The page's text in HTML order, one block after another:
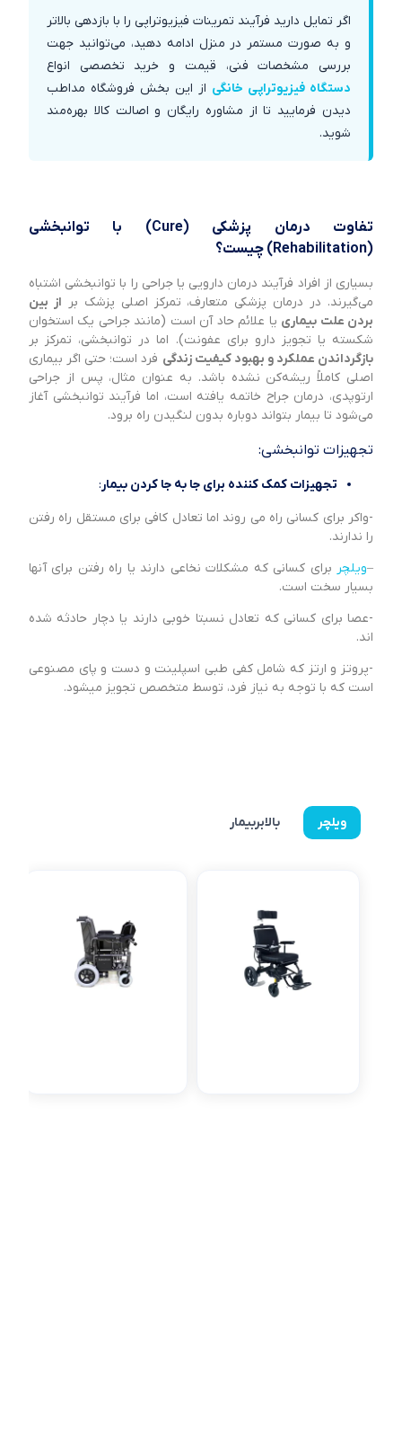
اگر تمایل دارید فرآیند تمرینات فیزیوتراپی را با بازدهی بالاتر
و به صورت مستمر در منزل ادامه دهید، می‌توانید جهت
بررسی مشخصات فنی، قیمت و خرید تخصصی انواع
دستگاه فیزیوتراپی خانگی از این بخش فروشگاه مداطب
دیدن فرمایید تا از مشاوره رایگان و اصالت کالا بهره‌مند
شوید.
تفاوت درمان پزشکی (Cure) با توانبخشی
(Rehabilitation) چیست؟
بسیاری از افراد فرآیند درمان دارویی یا جراحی را با توانبخشی اشتباه
می‌گیرند. در درمان پزشکی متعارف، تمرکز اصلی پزشک بر از بین
بردن علت بیماری یا علائم حاد آن است (مانند جراحی یک استخوان
شکسته یا تجویز دارو برای عفونت). اما در توانبخشی، تمرکز بر
بازگرداندن عملکرد و بهبود کیفیت زندگی فرد است؛ حتی اگر بیماری
اصلی کاملاً ریشه‌کن نشده باشد. به عنوان مثال، پس از جراحی
ارتوپدی، درمان جراح خاتمه یافته است، اما فرآیند توانبخشی آغاز
می‌شود تا بیمار بتواند دوباره بدون لنگیدن راه برود.
تجهیزات توانبخشی:
تجهیزات کمک کننده برای جا به جا کردن بیمار:
-واکر برای کسانی راه می روند اما تعادل کافی برای مستقل راه رفتن
را ندارند.
–ویلچر برای کسانی که مشکلات نخاعی دارند یا راه رفتن برای آنها
بسیار سخت است.
-عصا برای کسانی که تعادل نسبتا خوبی دارند یا دچار حادثه شده
اند.
-پروتز و ارتز که شامل کفی طبی اسپلینت و دست و پای مصنوعی
است که با توجه به نیاز فرد، توسط متخصص تجویز میشود.
ویلچر بالابربیمار